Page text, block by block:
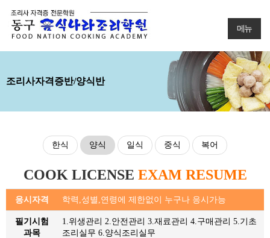
메뉴
조리사자격증반/양식반
한식 양식 일식 중식 복어
COOK LICENSE EXAM RESUME
응시자격 학력,성별,연령에 제한없이 누구나 응시가능
필기시험
과목
1.위생관리 2.안전관리 3.재료관리 4.구매관리 5.기초
조리실무 6.양식조리실무